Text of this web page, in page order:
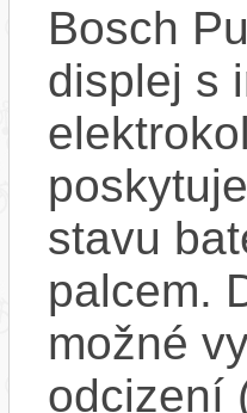
Bosch
displej s
stavu
palcem.
možné
odcizení